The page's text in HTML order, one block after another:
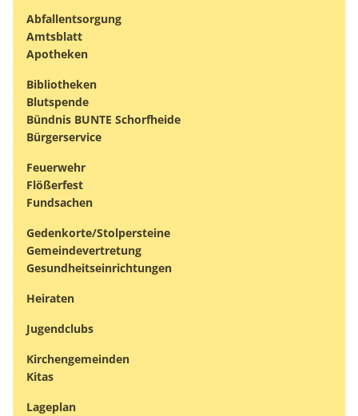
Abfallentsorgung
Amtsblatt
Apotheken
Bibliotheken
Blutspende
Bündnis BUNTE Schorfheide
Bürgerservice
Feuerwehr
Flößerfest
Fundsachen
Gedenkorte/Stolpersteine
Gemeindevertretung
Gesundheitseinrichtungen
Heiraten
Jugendclubs
Kirchengemeinden
Kitas
Lageplan